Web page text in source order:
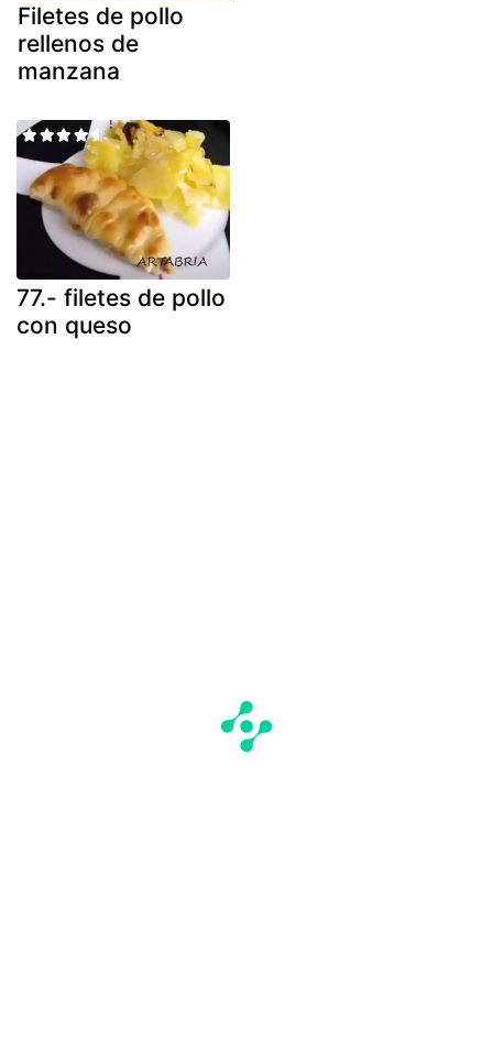
Filetes de pollo
rellenos de
manzana
77.- filetes de pollo
con queso